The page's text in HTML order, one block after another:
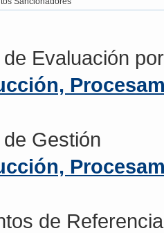
Evaluación
Gestión
de